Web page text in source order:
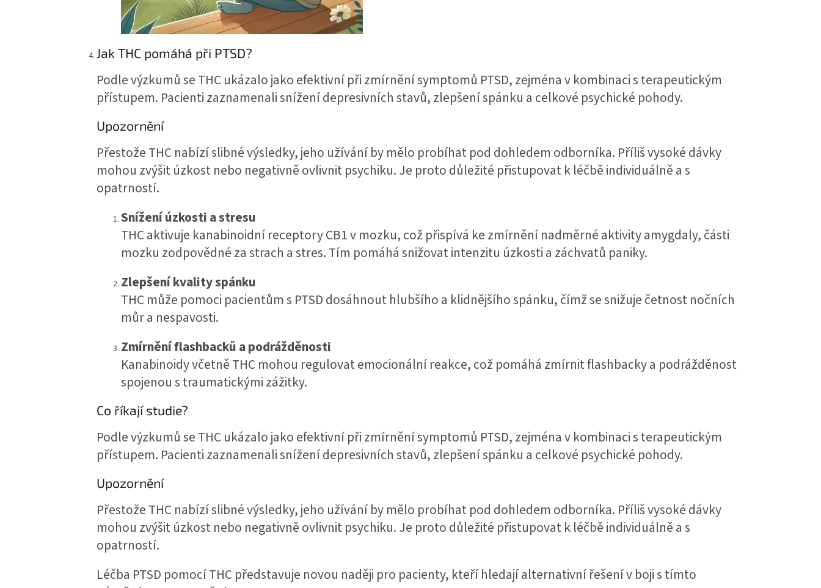
Jak THC pomáhá při PTSD?
Podle výzkumů se THC ukázalo jako efektivní při zmírnění symptomů PTSD, zejména v kombinaci s terapeutickým
přístupem. Pacienti zaznamenali snížení depresivních stavů, zlepšení spánku a celkové psychické pohody.
Upozornění
Přestože THC nabízí slibné výsledky, jeho užívání by mělo probíhat pod dohledem odborníka. Příliš vysoké dávky
mohou zvýšit úzkost nebo negativně ovlivnit psychiku. Je proto důležité přistupovat k léčbě individuálně a s
opatrností.
Snížení úzkosti a stresu
THC aktivuje kanabinoidní receptory CB1 v mozku, což přispívá ke zmírnění nadměrné aktivity amygdaly, části
mozku zodpovědné za strach a stres. Tím pomáhá snižovat intenzitu úzkosti a záchvatů paniky.
Zlepšení kvality spánku
THC může pomoci pacientům s PTSD dosáhnout hlubšího a klidnějšího spánku, čímž se snižuje četnost nočních
můr a nespavosti.
Zmírnění flashbacků a podrážděnosti
Kanabinoidy včetně THC mohou regulovat emocionální reakce, což pomáhá zmírnit flashbacky a podrážděnost
spojenou s traumatickými zážitky.
Co říkají studie?
Podle výzkumů se THC ukázalo jako efektivní při zmírnění symptomů PTSD, zejména v kombinaci s terapeutickým
přístupem. Pacienti zaznamenali snížení depresivních stavů, zlepšení spánku a celkové psychické pohody.
Upozornění
Přestože THC nabízí slibné výsledky, jeho užívání by mělo probíhat pod dohledem odborníka. Příliš vysoké dávky
mohou zvýšit úzkost nebo negativně ovlivnit psychiku. Je proto důležité přistupovat k léčbě individuálně a s
opatrností.
Léčba PTSD pomocí THC představuje novou naději pro pacienty, kteří hledají alternativní řešení v boji s tímto